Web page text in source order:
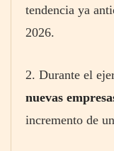
tendencia ya
2026.
2. Durante el
nuevas
incremento de un